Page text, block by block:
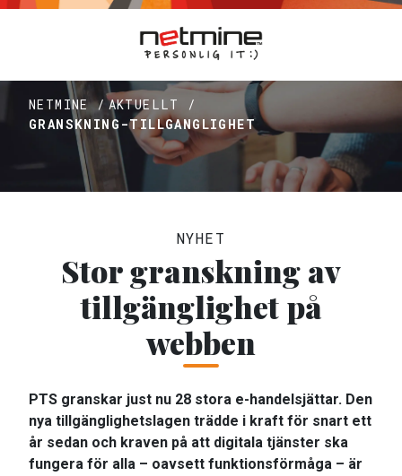
NETMINE / AKTUELLT /
GRANSKNING-TILLGANGLIGHET
NYHET
Stor granskning av
tillgänglighet på
webben
PTS granskar just nu 28 stora e-handelsjättar. Den
nya tillgänglighetslagen trädde i kraft för snart ett
år sedan och kraven på att digitala tjänster ska
fungera för alla – oavsett funktionsförmåga – är